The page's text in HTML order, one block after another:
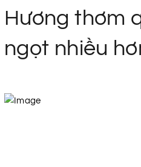
Hương thơm
ngọt nhiều